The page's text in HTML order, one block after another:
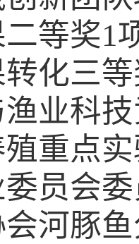
等奖1
化三
业科
重点
员会
会河豚